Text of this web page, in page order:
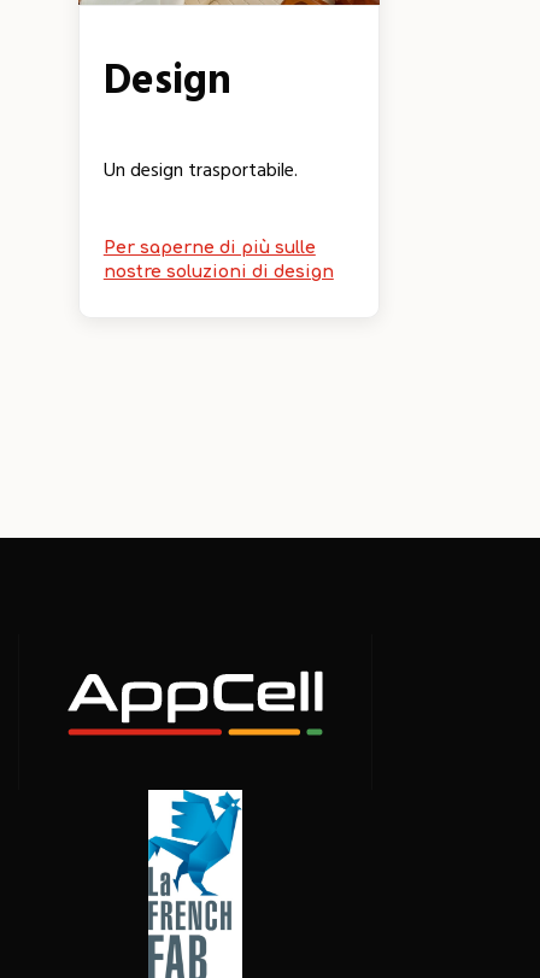
Design
Un design trasportabile.
Per saperne di più sulle
nostre soluzioni di design